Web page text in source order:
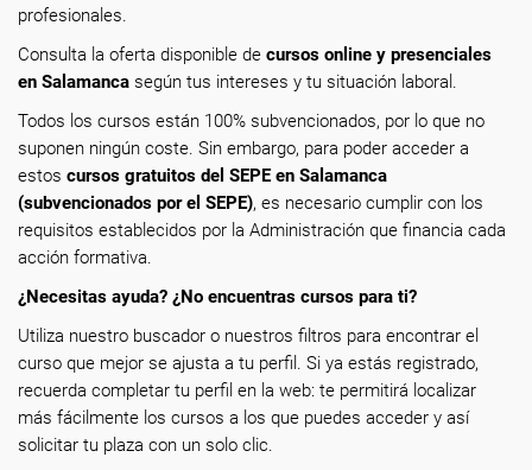
profesionales.
Consulta la oferta disponible de cursos online y presenciales
en Salamanca según tus intereses y tu situación laboral.
Todos los cursos están 100% subvencionados, por lo que no
suponen ningún coste. Sin embargo, para poder acceder a
estos cursos gratuitos del SEPE en Salamanca
(subvencionados por el SEPE), es necesario cumplir con los
requisitos establecidos por la Administración que financia cada
acción formativa.
¿Necesitas ayuda? ¿No encuentras cursos para ti?
Utiliza nuestro buscador o nuestros filtros para encontrar el
curso que mejor se ajusta a tu perfil. Si ya estás registrado,
recuerda completar tu perfil en la web: te permitirá localizar
más fácilmente los cursos a los que puedes acceder y así
solicitar tu plaza con un solo clic.